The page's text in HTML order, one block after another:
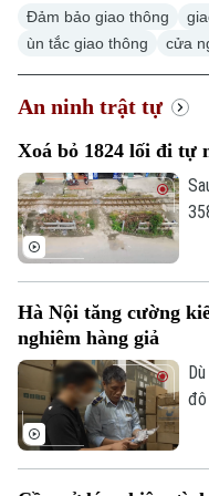
Chuyên mục
Thời sự
Hà Nội
Xã hội
An ninh trật tự
Công nghệ
Hà Nội
Nhịp sống Hà Nội
Người Hà Nội
Khoảnh khắc Hà Nội
Ẩm thực
Thế giới
Tin tức
Quân sự
Hồ sơ
Kinh tế
Tin tức
Nhà đất
Tin tức
Đảm bảo giao thông
ùn tắc giao thông
cửa
An ninh trật tự
Xoá bỏ 1824 lối đi tự
Hà Nội tăng cường
nghiêm hàng giả